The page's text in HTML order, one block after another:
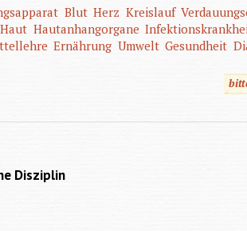
Blut Herz Kreislauf
Haut Hautanhangorgane
Ernährung Umwelt Gesundheit
Disziplin